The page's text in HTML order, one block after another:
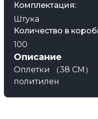
Комплектация:
Штука
Количество в
100
Описание
Оплетки （38 CM）
политилен